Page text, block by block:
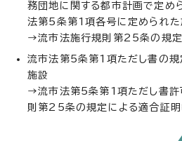
務団地に関する都市計画で定め
法第5条第1項各号に定められた
→流市法施行規則第25条の規定
流市法第5条第1項ただし書の規
施設
→流市法第5条第1項ただし書許
則第25条の規定による適合証